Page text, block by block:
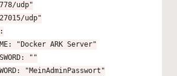
udp"
udp"
"Docker ARK Server"
""
"MeinAdminPasswort"